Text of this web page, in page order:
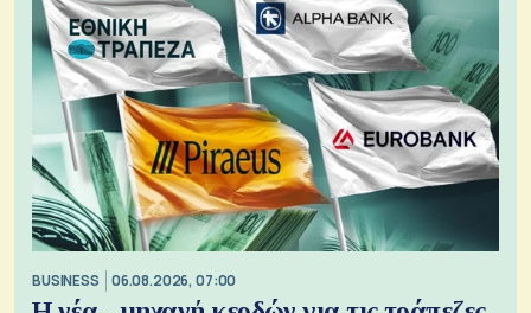
BUSINESS 06.08.2026, 07:00